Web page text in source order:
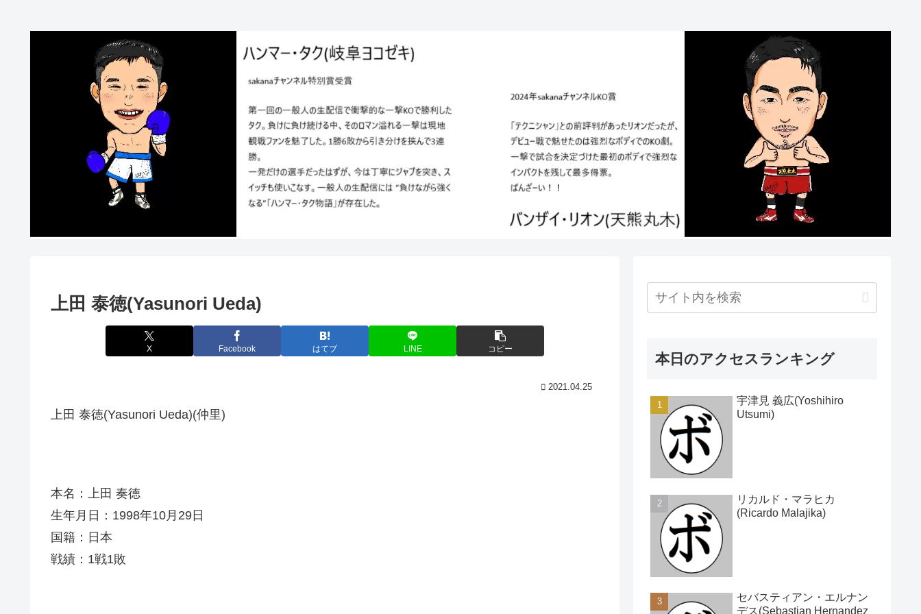
上田 泰徳(Yasunori Ueda)
X Facebook はてブ LINE コピー
2021.04.25
上田 泰徳(Yasunori Ueda)(仲里)
本名：上田 奏徳
生年月日：1998年10月29日
国籍：日本
戦績：1戦1敗
本日のアクセスランキング
宇津見 義広(Yoshihiro
Utsumi)
リカルド・マラヒカ
(Ricardo Malajika)
セバスティアン・エルナン
デス(Sebastian Hernandez